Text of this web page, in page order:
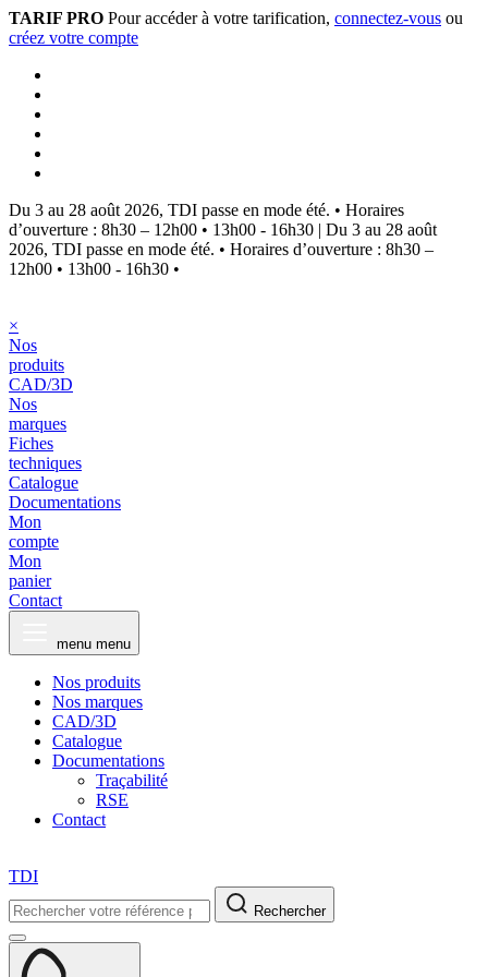
TARIF PRO Pour accéder à votre tarification, connectez-vous ou
créez votre compte
Du 3 au 28 août 2026, TDI passe en mode été. • Horaires
d’ouverture : 8h30 – 12h00 • 13h00 - 16h30 | Du 3 au 28 août
2026, TDI passe en mode été. • Horaires d’ouverture : 8h30 –
12h00 • 13h00 - 16h30 •
×
Nos
produits
CAD/3D
Nos
marques
Fiches
techniques
Catalogue
Documentations
Mon
compte
Mon
panier
Contact
menu menu
Nos produits
Nos marques
CAD/3D
Catalogue
Documentations
Traçabilité
RSE
Contact
TDI
Rechercher